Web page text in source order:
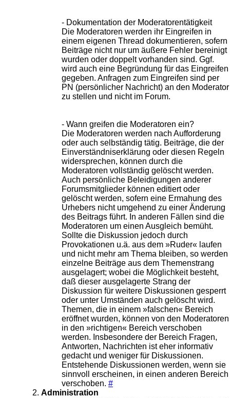
- Dokumentation der Moderatorentätigkeit
Die Moderatoren werden ihr Eingreifen in
einem eigenen Thread dokumentieren, sofern
Beiträge nicht nur um äußere Fehler bereinigt
wurden oder doppelt vorhanden sind. Ggf.
wird auch eine Begründung für das Eingreifen
gegeben. Anfragen zum Eingreifen sind per
PN (persönlicher Nachricht) an den Moderator
zu stellen und nicht im Forum.
- Wann greifen die Moderatoren ein?
Die Moderatoren werden nach Aufforderung
oder auch selbständig tätig. Beiträge, die der
Einverständniserklärung oder diesen Regeln
widersprechen, können durch die
Moderatoren vollständig gelöscht werden.
Auch persönliche Beleidigungen anderer
Forumsmitglieder können editiert oder
gelöscht werden, sofern eine Ermahung des
Urhebers nicht umgehend zu einer Änderung
des Beitrags führt. In anderen Fällen sind die
Moderatoren um einen Ausgleich bemüht.
Sollte die Diskussion jedoch durch
Provokationen u.ä. aus dem »Ruder« laufen
und nicht mehr am Thema bleiben, so werden
einzelne Beiträge aus dem Themenstrang
ausgelagert; wobei die Möglichkeit besteht,
daß dieser ausgelagerte Strang der
Diskussion für weitere Diskussionen gesperrt
oder unter Umständen auch gelöscht wird.
Themen, die in einem »falschen« Bereich
eröffnet wurden, können von den Moderatoren
in den »richtigen« Bereich verschoben
werden. Insbesondere der Bereich Fragen,
Antworten, Nachrichten ist eher informativ
gedacht und weniger für Diskussionen.
Entstehende Diskussionen werden, wenn sie
sinnvoll erscheinen, in einen anderen Bereich
verschoben. #
Administration